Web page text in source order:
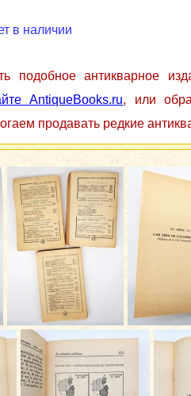
в наличии
подобное антикварное
AntiqueBooks.ru, или
продавать редкие